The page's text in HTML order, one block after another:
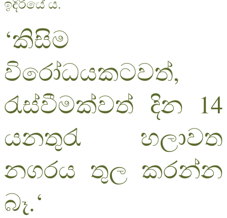
ඉදිරියේ ය.
‘කිසිම
විරෝධයකටවත්,
රැස්වීමක්වත් දින 14
යනතුරැ හලාවත
නගරය තුල කරන්න
බෑ.‘